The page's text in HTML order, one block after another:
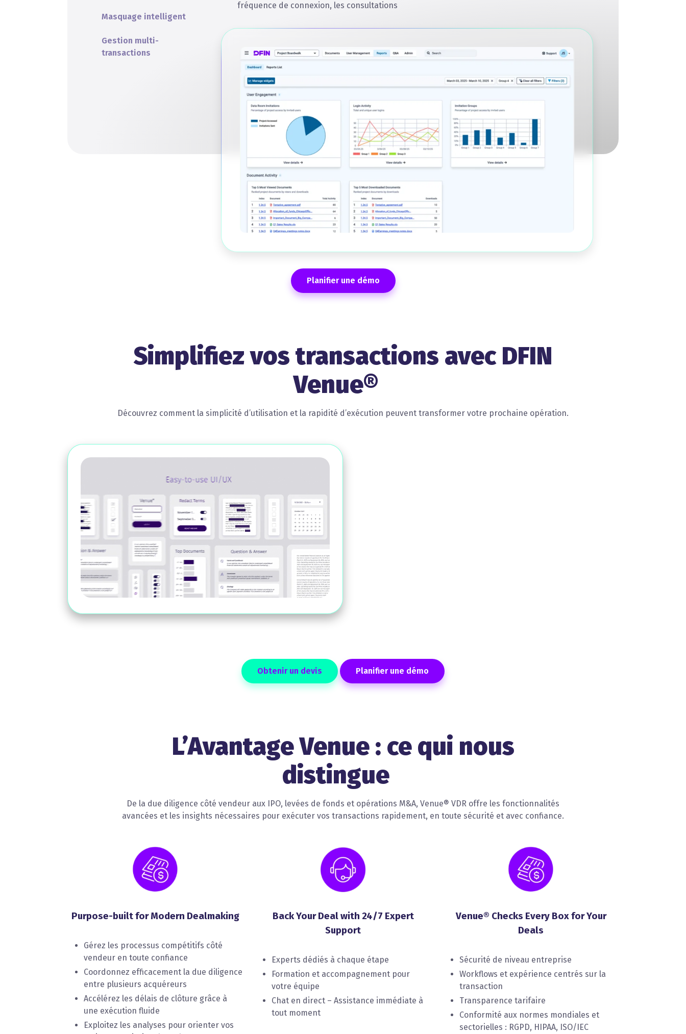
Masquage intelligent
Gestion multi-
transactions
fréquence de connexion, les consultations
Planifier une démo
Simplifiez vos transactions avec DFIN
Venue®
Découvrez comment la simplicité d’utilisation et la rapidité d’exécution peuvent transformer votre prochaine opération.
Obtenir un devis Planifier une démo
L’Avantage Venue : ce qui nous
distingue
De la due diligence côté vendeur aux IPO, levées de fonds et opérations M&A, Venue® VDR offre les fonctionnalités
avancées et les insights nécessaires pour exécuter vos transactions rapidement, en toute sécurité et avec confiance.
Purpose-built for Modern Dealmaking
Gérez les processus compétitifs côté
vendeur en toute confiance
Coordonnez efficacement la due diligence
entre plusieurs acquéreurs
Accélérez les délais de clôture grâce à
une exécution fluide
Exploitez les analyses pour orienter vos
Back Your Deal with 24/7 Expert
Support
Experts dédiés à chaque étape
Formation et accompagnement pour
votre équipe
Chat en direct – Assistance immédiate à
tout moment
Venue® Checks Every Box for Your
Deals
Sécurité de niveau entreprise
Workflows et expérience centrés sur la
transaction
Transparence tarifaire
Conformité aux normes mondiales et
sectorielles : RGPD, HIPAA, ISO/IEC